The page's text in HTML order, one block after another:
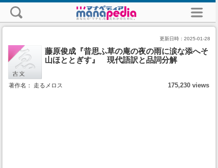
更新日時： 2025-01-28
藤原俊成『昔思ふ草の庵の夜の雨に涙な添へそ
山ほととぎす』 現代語訳と品詞分解
著作名： 走るメロス 175,230 views